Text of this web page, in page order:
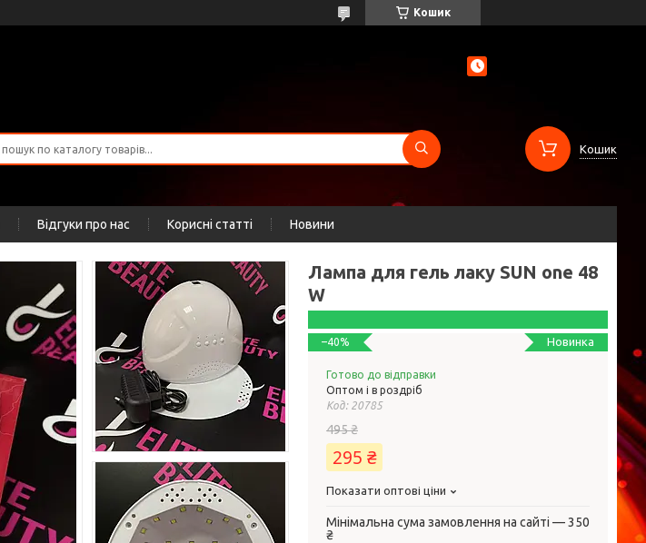
Кошик
Кошик
Відгуки про нас Корисні статті Новини
Лампа для гель лаку SUN one 48
W
Новинка
–40%
Готово до відправки
Оптом і в роздріб
Код: 20785
495 ₴
295 ₴
Показати оптові ціни
Мінімальна сума замовлення на сайті — 350
₴